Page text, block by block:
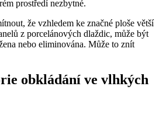
prostředí nezbytné.
že vzhledem ke značné ploše větší
z porcelánových dlaždic, může být
nebo eliminována. Může to znít
obkládání ve vlhkých